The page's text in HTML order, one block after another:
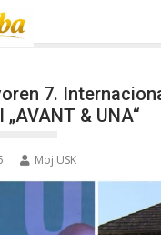
7.
& UNA“
Moj USK